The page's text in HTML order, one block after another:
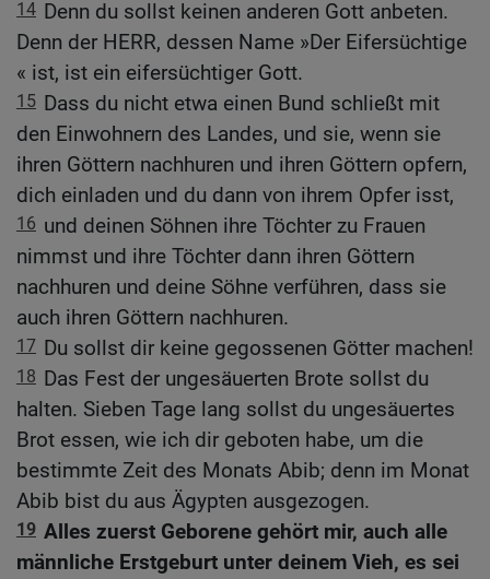
14 Denn du sollst keinen anderen Gott anbeten.
Denn der HERR, dessen Name »Der Eifersüchtige
« ist, ist ein eifersüchtiger Gott.
15 Dass du nicht etwa einen Bund schließt mit
den Einwohnern des Landes, und sie, wenn sie
ihren Göttern nachhuren und ihren Göttern opfern,
dich einladen und du dann von ihrem Opfer isst,
16 und deinen Söhnen ihre Töchter zu Frauen
nimmst und ihre Töchter dann ihren Göttern
nachhuren und deine Söhne verführen, dass sie
auch ihren Göttern nachhuren.
17 Du sollst dir keine gegossenen Götter machen!
18 Das Fest der ungesäuerten Brote sollst du
halten. Sieben Tage lang sollst du ungesäuertes
Brot essen, wie ich dir geboten habe, um die
bestimmte Zeit des Monats Abib; denn im Monat
Abib bist du aus Ägypten ausgezogen.
19 Alles zuerst Geborene gehört mir, auch alle
männliche Erstgeburt unter deinem Vieh, es sei